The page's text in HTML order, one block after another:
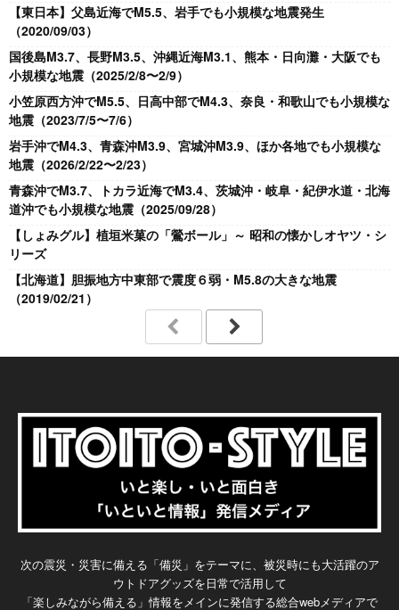
【東日本】父島近海でM5.5、岩手でも小規模な地震発生
（2020/09/03）
国後島M3.7、長野M3.5、沖縄近海M3.1、熊本・日向灘・大阪でも
小規模な地震（2025/2/8〜2/9）
小笠原西方沖でM5.5、日高中部でM4.3、奈良・和歌山でも小規模な
地震（2023/7/5〜7/6）
岩手沖でM4.3、青森沖M3.9、宮城沖M3.9、ほか各地でも小規模な
地震（2026/2/22〜2/23）
青森沖でM3.7、トカラ近海でM3.4、茨城沖・岐阜・紀伊水道・北海
道沖でも小規模な地震（2025/09/28）
【しょみグル】植垣米菓の「鶯ボール」～ 昭和の懐かしオヤツ・シ
リーズ
【北海道】胆振地方中東部で震度６弱・M5.8の大きな地震
（2019/02/21）
次の震災・災害に備える「備災」をテーマに、被災時にも大活躍のア
ウトドアグッズを日常で活用して
「楽しみながら備える」情報をメインに発信する総合webメディアで